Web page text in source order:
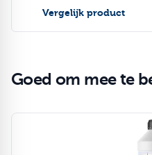
Vergelijk product
Goed om mee te
Druk om carrousel over te